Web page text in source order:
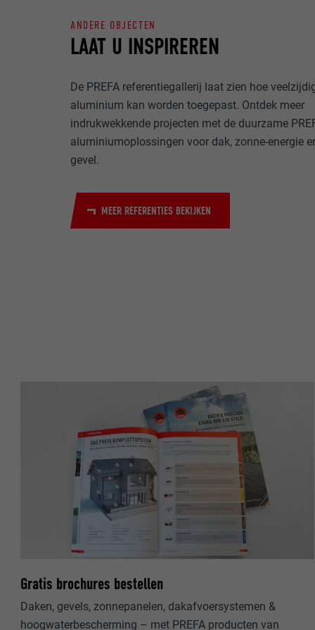
LAAT U INSPIREREN
ANDERE OBJECTEN
De PREFA referentiegallerij laat zien hoe
aluminium kan worden toegepast. Ontdek meer
indrukwekkende projecten met de duurzame
aluminiumoplossingen voor dak, zonne-energie
gevel.
MEER REFERENTIES BEKIJKEN
Gratis brochures bestellen
Daken, gevels, zonnepanelen, dakafvoersystemen &
hoogwaterbescherming – met PREFA producten van
NAAM
AANBIEDER
VERVALTIJD
DOEL
DOEL
NAAM
DOEL
MARKETING &
"Marketing &
gebruikt om
websites te
meer nodig
NAAM
DOEL
NAAM
VERVALTIJD